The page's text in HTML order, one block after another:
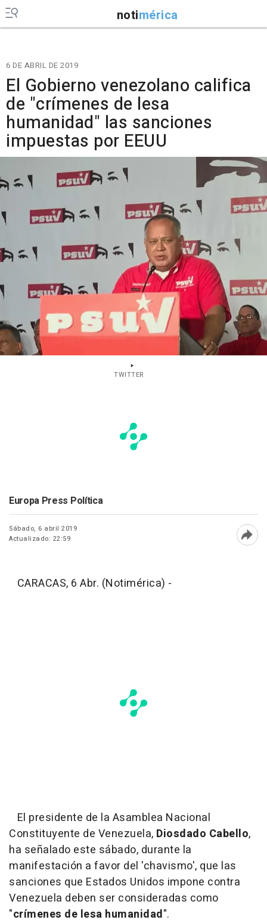
notimérica
6 DE ABRIL DE 2019
El Gobierno venezolano califica
de "crímenes de lesa
humanidad" las sanciones
impuestas por EEUU
TWITTER
Europa Press Política
Sábado, 6 abril 2019
Actualizado: 22:59
CARACAS, 6 Abr. (Notimérica) -
El presidente de la Asamblea Nacional
Constituyente de Venezuela, Diosdado Cabello,
ha señalado este sábado, durante la
manifestación a favor del 'chavismo', que las
sanciones que Estados Unidos impone contra
Venezuela deben ser consideradas como
"crímenes de lesa humanidad".